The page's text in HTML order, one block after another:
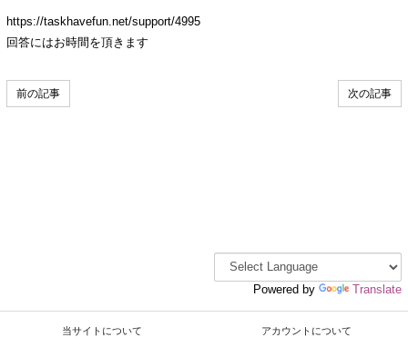
https://taskhavefun.net/support/4995
回答にはお時間を頂きます
次の記事
前の記事
Powered by Translate
当サイトについて アカウントについて